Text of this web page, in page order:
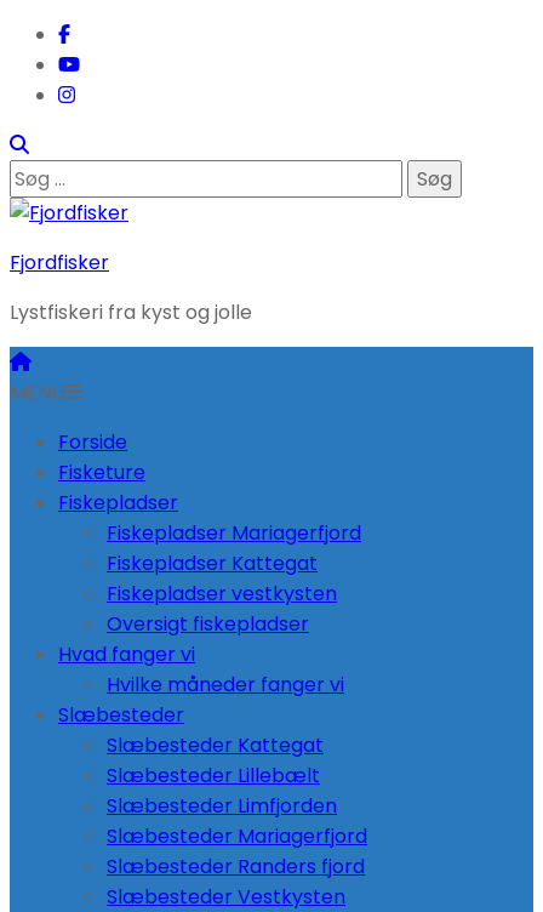
Søg
efter:
Fjordfisker
Lystfiskeri fra kyst og jolle
MENU
Forside
Fisketure
Fiskepladser
Fiskepladser Mariagerfjord
Fiskepladser Kattegat
Fiskepladser vestkysten
Oversigt fiskepladser
Hvad fanger vi
Hvilke måneder fanger vi
Slæbesteder
Slæbesteder Kattegat
Slæbesteder Lillebælt
Slæbesteder Limfjorden
Slæbesteder Mariagerfjord
Slæbesteder Randers fjord
Slæbesteder Vestkysten